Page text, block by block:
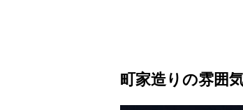
町家造りの雰囲